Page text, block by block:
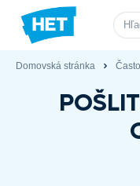
Domovská stránka